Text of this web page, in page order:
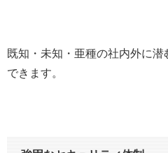
既知・未知・亜種の社内外に
できます。